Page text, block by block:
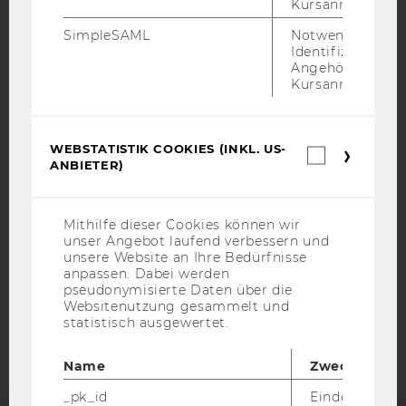
DATENSCHUTZERKLÄRUNG
STUDIENBEWERBER*INNEN UND STUDIERENDE
COOKIE EINSTELLUNGEN
Barrierefreiheitserklärung
Webseite
Kursanmeldung.
SimpleSAML
Notwendig zur
Identifizierung
Angehörige/r für
Kursanmeldung.
WEBSTATISTIK COOKIES (INKL. US-
ANBIETER)
Mithilfe dieser Cookies können wir
unser Angebot laufend verbessern und
unsere Website an Ihre Bedürfnisse
anpassen. Dabei werden
pseudonymisierte Daten über die
Websitenutzung gesammelt und
statistisch ausgewertet.
Name
Zweck
_pk_id
Eindeutige